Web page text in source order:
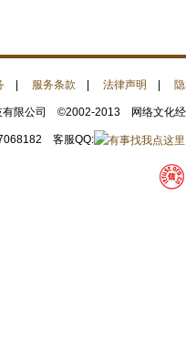
服务条款 法律声明
有限公司 ©2002-2013 网络文化经
客服QQ: